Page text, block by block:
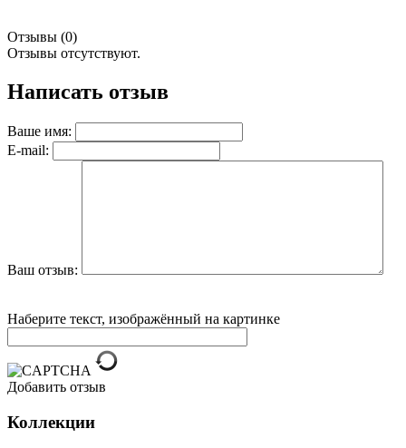
Отзывы (0)
Отзывы отсутствуют.
Написать отзыв
Ваше имя:
E-mail:
Ваш отзыв:
Наберите текст, изображённый на картинке
Добавить отзыв
Коллекции